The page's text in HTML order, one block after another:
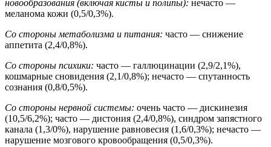
новообразования (включая кисты и полипы): нечасто —
меланома кожи (0,5/0,3%).
Со стороны метаболизма и питания: часто — снижение
аппетита (2,4/0,8%).
Со стороны психики: часто — галлюцинации (2,9/2,1%),
кошмарные сновидения (2,1/0,8%); нечасто — спутанность
сознания (0,8/0,5%).
Со стороны нервной системы: очень часто — дискинезия
(10,5/6,2%); часто — дистония (2,4/0,8%), синдром запястного
канала (1,3/0%), нарушение равновесия (1,6/0,3%); нечасто —
нарушение мозгового кровообращения (0,5/0,3%).